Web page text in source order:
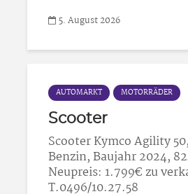
5. August 2026
AUTOMARKT MOTORRÄDER
Scooter
Scooter Kymco Agility
Benzin, Baujahr 2024,
Neupreis: 1.799€ zu
T.0496/10.27.58